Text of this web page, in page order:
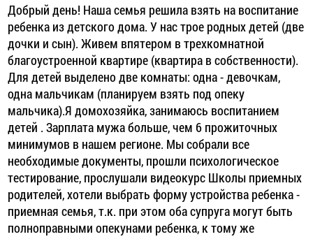
Добрый день! Наша семья решила взять на воспитание
ребенка из детского дома. У нас трое родных детей (две
дочки и сын). Живем впятером в трехкомнатной
благоустроенной квартире (квартира в собственности).
Для детей выделено две комнаты: одна - девочкам,
одна мальчикам (планируем взять под опеку
мальчика).Я домохозяйка, занимаюсь воспитанием
детей . Зарплата мужа больше, чем 6 прожиточных
минимумов в нашем регионе. Мы собрали все
необходимые документы, прошли психологическое
тестирование, прослушали видеокурс Школы приемных
родителей, хотели выбрать форму устройства ребенка -
приемная семья, т.к. при этом оба супруга могут быть
полноправными опекунами ребенка, к тому же